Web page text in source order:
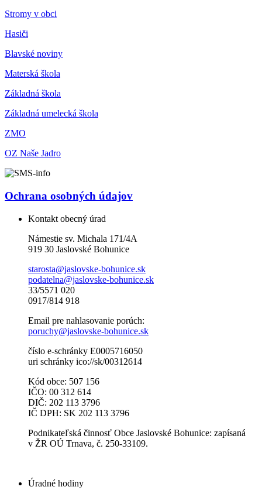
Stromy v obci
Hasiči
Blavské noviny
Materská škola
Základná škola
Základná umelecká škola
ZMO
OZ Naše Jadro
Ochrana osobných údajov
Kontakt obecný úrad
Námestie sv. Michala 171/4A
919 30 Jaslovské Bohunice
starosta@jaslovske-bohunice.sk
podatelna@jaslovske-bohunice.sk
33/5571 020
0917/814 918
Email pre nahlasovanie porúch:
poruchy@jaslovske-bohunice.sk
číslo e-schránky E0005716050
uri schránky ico://sk/00312614
Kód obce: 507 156
IČO: 00 312 614
DIČ: 202 113 3796
IČ DPH: SK 202 113 3796
Podnikateľská činnosť Obce Jaslovské Bohunice: zapísaná
v ŽR OÚ Trnava, č. 250-33109.
Úradné hodiny